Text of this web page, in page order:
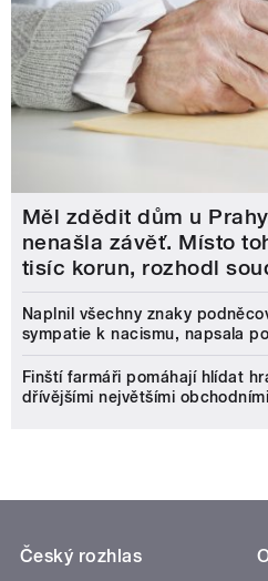
Měl zdědit dům u
nenašla závěť. Místo
tisíc korun, rozhodl
Naplnil všechny znaky
sympatie k nacismu, napsala
Finští farmáři pomáhají hlídat
dřívějšími největšími
Český rozhlas